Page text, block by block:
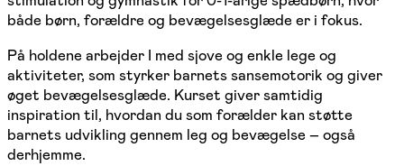
både børn, forældre og bevægelsesglæde er i fokus.
På holdene arbejder I med sjove og enkle lege og
aktiviteter, som styrker barnets sansemotorik og giver
øget bevægelsesglæde. Kurset giver samtidig
inspiration til, hvordan du som forælder kan støtte
barnets udvikling gennem leg og bevægelse – også
derhjemme.